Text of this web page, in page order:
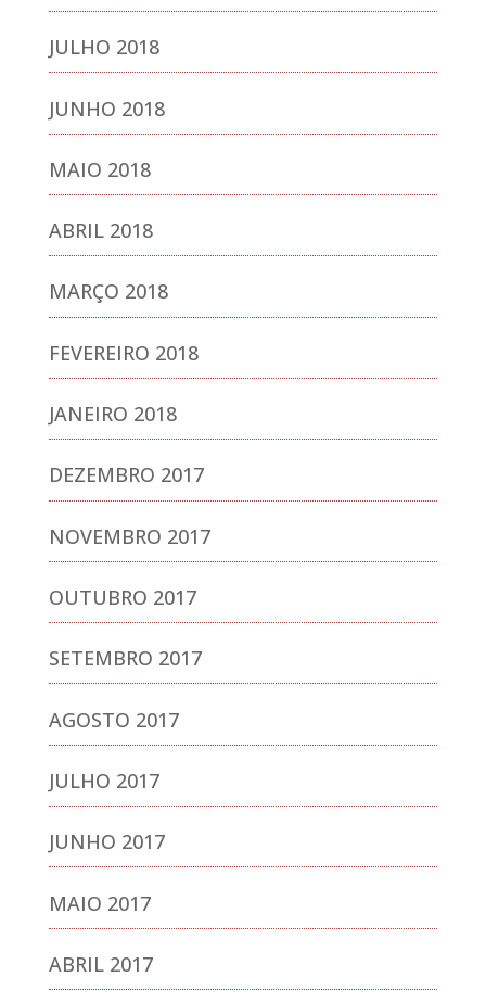
JULHO 2018
JUNHO 2018
MAIO 2018
ABRIL 2018
MARÇO 2018
FEVEREIRO 2018
JANEIRO 2018
DEZEMBRO 2017
NOVEMBRO 2017
OUTUBRO 2017
SETEMBRO 2017
AGOSTO 2017
JULHO 2017
JUNHO 2017
MAIO 2017
ABRIL 2017